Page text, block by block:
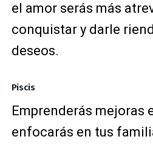
el amor serás más
conquistar y darle
deseos.
Piscis
Emprenderás mejoras
enfocarás en tus